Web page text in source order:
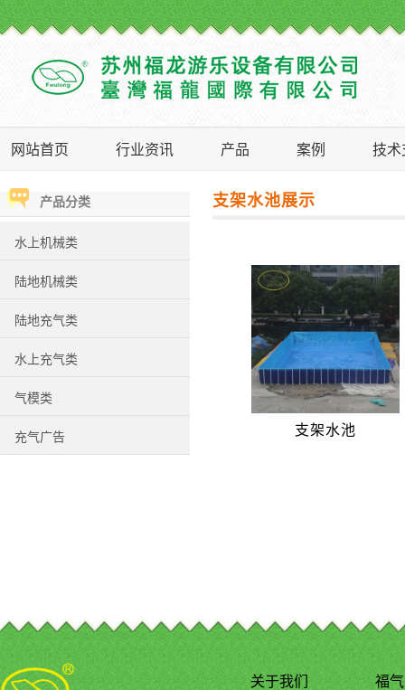
网站首页 行业资讯 产品 案例 技术
产品分类
水上机械类
陆地机械类
陆地充气类
水上充气类
气模类
充气广告
支架水池展示
支架水池
关于我们 福